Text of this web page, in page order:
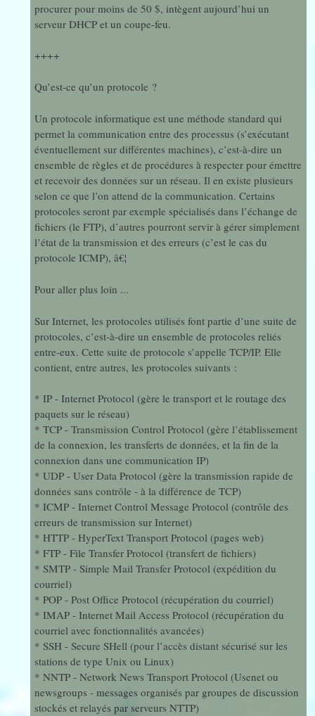
procurer pour moins de 50 $, intègent aujourd’hui un
serveur DHCP et un coupe-feu.
++++
Qu’est-ce qu’un protocole ?
Un protocole informatique est une méthode standard qui
permet la communication entre des processus (s’exécutant
éventuellement sur différentes machines), c’est-à-dire un
ensemble de règles et de procédures à respecter pour émettre
et recevoir des données sur un réseau. Il en existe plusieurs
selon ce que l’on attend de la communication. Certains
protocoles seront par exemple spécialisés dans l’échange de
fichiers (le FTP), d’autres pourront servir à gérer simplement
l’état de la transmission et des erreurs (c’est le cas du
protocole ICMP), â€¦
Pour aller plus loin ...
Sur Internet, les protocoles utilisés font partie d’une suite de
protocoles, c’est-à-dire un ensemble de protocoles reliés
entre-eux. Cette suite de protocole s’appelle TCP/IP. Elle
contient, entre autres, les protocoles suivants :
* IP - Internet Protocol (gère le transport et le routage des
paquets sur le réseau)
* TCP - Transmission Control Protocol (gère l’établissement
de la connexion, les transferts de données, et la fin de la
connexion dans une communication IP)
* UDP - User Data Protocol (gère la transmission rapide de
données sans contrôle - à la différence de TCP)
* ICMP - Internet Control Message Protocol (contrôle des
erreurs de transmission sur Internet)
* HTTP - HyperText Transport Protocol (pages web)
* FTP - File Transfer Protocol (transfert de fichiers)
* SMTP - Simple Mail Transfer Protocol (expédition du
courriel)
* POP - Post Office Protocol (récupération du courriel)
* IMAP - Internet Mail Access Protocol (récupération du
courriel avec fonctionnalités avancées)
* SSH - Secure SHell (pour l’accès distant sécurisé sur les
stations de type Unix ou Linux)
* NNTP - Network News Transport Protocol (Usenet ou
newsgroups - messages organisés par groupes de discussion
stockés et relayés par serveurs NTTP)